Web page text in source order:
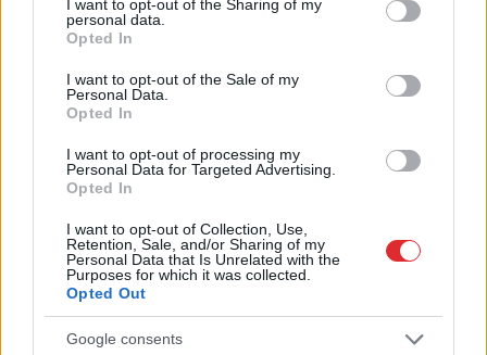
not limited to your visit or usage behaviour. You may click to
grant or deny consent to Google and its third-party tags to
use your data for below specified purposes in below Google
consent section.
I want to opt-out of the Sharing of my
personal data.
Opted In
I want to opt-out of the Sale of my
Personal Data.
Opted In
I want to opt-out of processing my
Personal Data for Targeted Advertising.
Opted In
I want to opt-out of Collection, Use,
Retention, Sale, and/or Sharing of my
Personal Data that Is Unrelated with the
Purposes for which it was collected.
Opted Out
Google consents
TESTS. Ja vari izlasīt
vārdus, kas apgriezti
augšpēdus, ar tevi
pagaidām viss ir kārtībā